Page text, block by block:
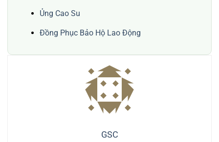
Ủng Cao Su
Đồng Phục Bảo Hộ Lao Động
GSC